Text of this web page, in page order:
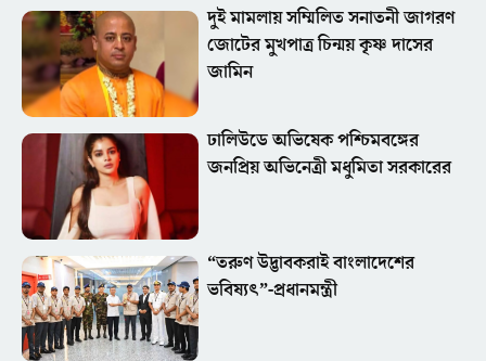
দুই মামলায় সম্মিলিত সনাতনী জাগরণ
জোটের মুখপাত্র চিন্ময় কৃষ্ণ দাসের
জামিন
ঢালিউডে অভিষেক পশ্চিমবঙ্গের
জনপ্রিয় অভিনেত্রী মধুমিতা সরকারের
“তরুণ উদ্ভাবকরাই বাংলাদেশের
ভবিষ্যৎ”-প্রধানমন্ত্রী